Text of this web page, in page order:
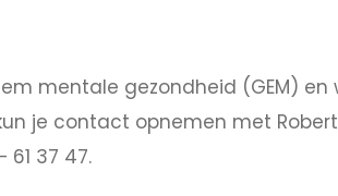
mentale gezondheid (GEM)
je contact opnemen met
61 37 47.